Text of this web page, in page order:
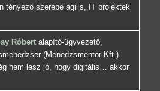
tényező szerepe agilis, IT projektek
Róbertalapító-ügyvezető,
(Menedzsmentor Kft.)
nem lesz jó, hogy digitális… akkor